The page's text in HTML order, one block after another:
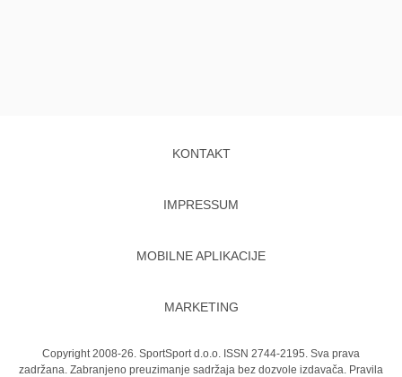
KONTAKT
IMPRESSUM
MOBILNE APLIKACIJE
MARKETING
Copyright 2008-26. SportSport d.o.o. ISSN 2744-2195. Sva prava
zadržana. Zabranjeno preuzimanje sadržaja bez dozvole izdavača. Pravila